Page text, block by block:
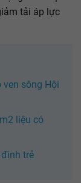
tải áp lực
sông Hội
liệu có
trẻ